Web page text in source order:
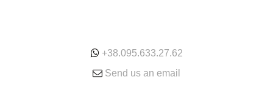
+38.095.633.27.62
Send us an email